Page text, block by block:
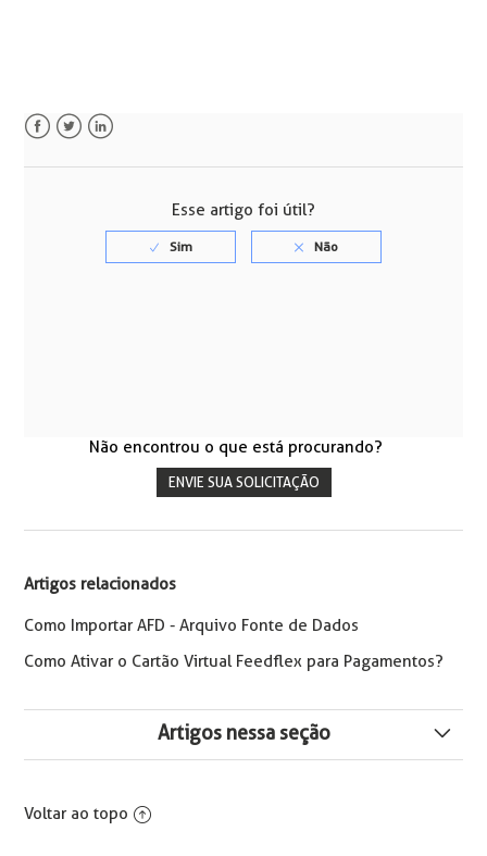
Esse artigo foi útil?
Não encontrou o que está procurando?
ENVIE SUA SOLICITAÇÃO
Artigos relacionados
Como Importar AFD - Arquivo Fonte de Dados
Como Ativar o Cartão Virtual Feedflex para Pagamentos?
Artigos nessa seção
Voltar ao topo